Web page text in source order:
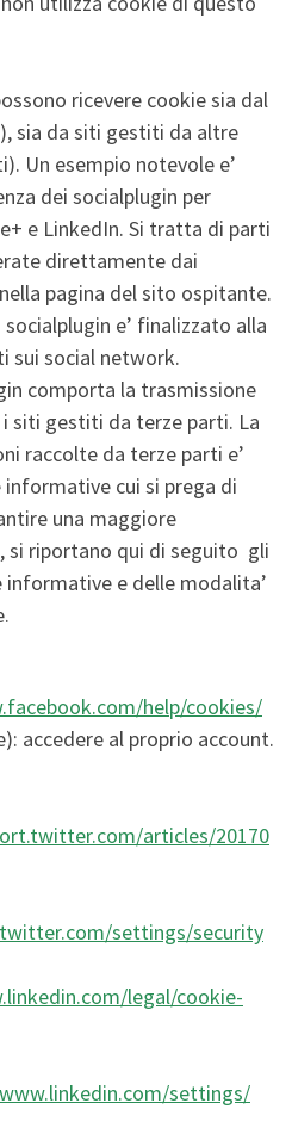
ricevere cookie sia dal
sia da siti gestiti da altre
Un esempio notevole e’
dei socialplugin per
e LinkedIn. Si tratta di parti
direttamente dai
pagina del sito ospitante.
socialplugin e’ finalizzato alla
sui social network.
comporta la trasmissione
siti gestiti da terze parti. La
raccolte da terze parti e’
cui si prega di
una maggiore
si riportano qui di seguito gli
informative e delle modalita’
help/cookies/
accedere al proprio account.
articles/20170
settings/security
legal/cookie-
settings/